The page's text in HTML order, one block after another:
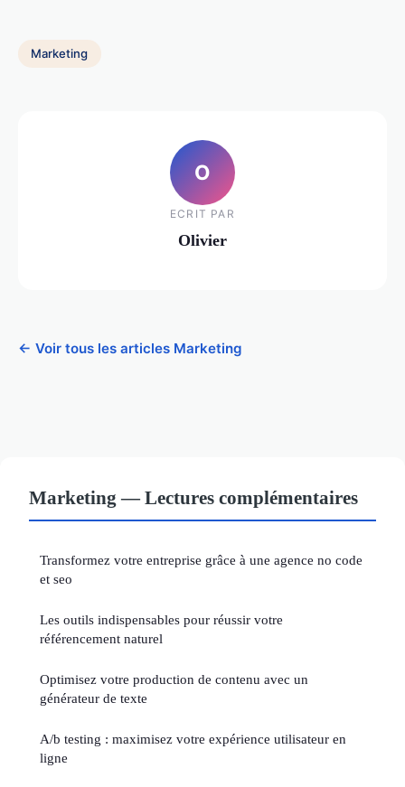
Marketing
O
ECRIT PAR
Olivier
← Voir tous les articles Marketing
Marketing — Lectures complémentaires
Transformez votre entreprise grâce à une agence no code
et seo
Les outils indispensables pour réussir votre
référencement naturel
Optimisez votre production de contenu avec un
générateur de texte
A/b testing : maximisez votre expérience utilisateur en
ligne